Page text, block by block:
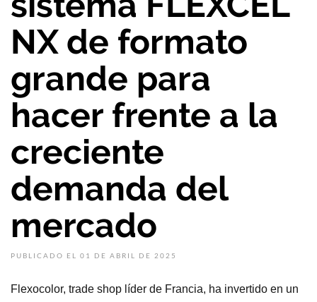
NX de formato
grande para
hacer frente a la
creciente
demanda del
mercado
PUBLICADO EL 01 DE ABRIL DE 2025
Flexocolor, trade shop líder de Francia, ha invertido en un